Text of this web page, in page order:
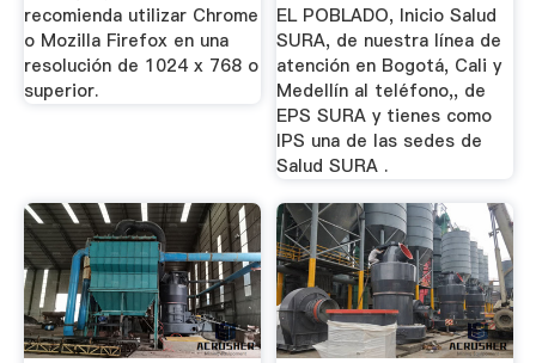
recomienda utilizar Chrome
o Mozilla Firefox en una
resolución de 1024 x 768 o
superior.
EL POBLADO, Inicio Salud
SURA, de nuestra línea de
atención en Bogotá, Cali y
Medellín al teléfono,, de
EPS SURA y tienes como
IPS una de las sedes de
Salud SURA .